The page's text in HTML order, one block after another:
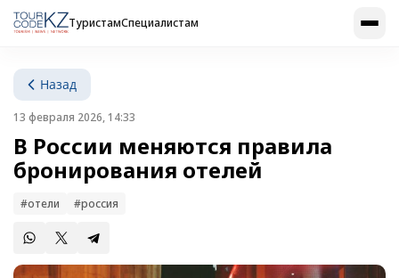
ТуристамСпециалистам
Назад
13 февраля 2026, 14:33
В России меняются правила
бронирования отелей
#отели #россия